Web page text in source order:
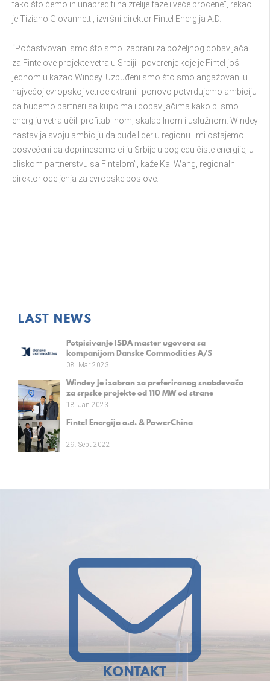
tako što ćemo ih unaprediti na zrelije faze i veće procene”, rekao
je Tiziano Giovannetti, izvršni direktor Fintel Energija A.D.
“Počastvovani smo što smo izabrani za poželjnog dobavljača
za Fintelove projekte vetra u Srbiji i poverenje koje je Fintel još
jednom u kazao Windey. Uzbuđeni smo što smo angažovani u
najvećoj evropskoj vetroelektrani i ponovo potvrđujemo ambiciju
da budemo partneri sa kupcima i dobavljačima kako bi smo
energiju vetra učili profitabilnom, skalabilnom i uslužnom. Windey
nastavlja svoju ambiciju da bude lider u regionu i mi ostajemo
posvećeni da doprinesemo cilju Srbije u pogledu čiste energije, u
bliskom partnerstvu sa Fintelom”, kaže Kai Wang, regionalni
direktor odeljenja za evropske poslove.
LAST NEWS
Potpisivanje ISDA master ugovora sa
kompanijom Danske Commodities A/S
08. Mar 2023.
Windey je izabran za preferiranog snabdevača
za srpske projekte od 110 MW od strane
kompanije Fintel Energija a.d.
18. Jan 2023.
Fintel Energija a.d. & PowerChina
29. Sept 2022.
KONTAKT